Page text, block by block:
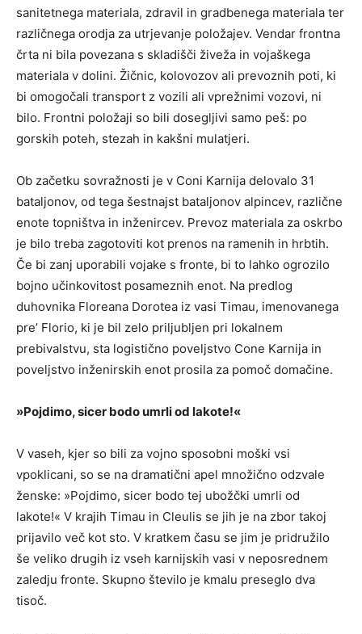
sanitetnega materiala, zdravil in gradbenega materiala ter
različnega orodja za utrjevanje položajev. Vendar frontna
črta ni bila povezana s skladišči živeža in vojaškega
materiala v dolini. Žičnic, kolovozov ali prevoznih poti, ki
bi omogočali transport z vozili ali vprežnimi vozovi, ni
bilo. Frontni položaji so bili dosegljivi samo peš: po
gorskih poteh, stezah in kakšni mulatjeri.
Ob začetku sovražnosti je v Coni Karnija delovalo 31
bataljonov, od tega šestnajst bataljonov alpincev, različne
enote topništva in inženircev. Prevoz materiala za oskrbo
je bilo treba zagotoviti kot prenos na ramenih in hrbtih.
Če bi zanj uporabili vojake s fronte, bi to lahko ogrozilo
bojno učinkovitost posameznih enot. Na predlog
duhovnika Floreana Dorotea iz vasi Timau, imenovanega
pre’ Florio, ki je bil zelo priljubljen pri lokalnem
prebivalstvu, sta logistično poveljstvo Cone Karnija in
poveljstvo inženirskih enot prosila za pomoč domačine.
»Pojdimo, sicer bodo umrli od lakote!«
V vaseh, kjer so bili za vojno sposobni moški vsi
vpoklicani, so se na dramatični apel množično odzvale
ženske: »Pojdimo, sicer bodo tej ubožčki umrli od
lakote!« V krajih Timau in Cleulis se jih je na zbor takoj
prijavilo več kot sto. V kratkem času se jim je pridružilo
še veliko drugih iz vseh karnijskih vasi v neposrednem
zaledju fronte. Skupno število je kmalu preseglo dva
tisoč.